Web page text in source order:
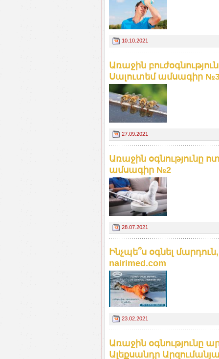
10.10.2021
Առաջին
Սալուտեմ ամսագիր
27.09.2021
Առաջին օգնությունը
ամսագիր №2
28.07.2021
Ինչպե՞ս օգնել
nairimed.com
23.02.2021
Առաջին օգնությունը
Ալեքսանդր